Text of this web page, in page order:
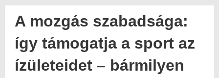
A mozgás szabadsága:
így támogatja a sport az
ízületeidet – bármilyen